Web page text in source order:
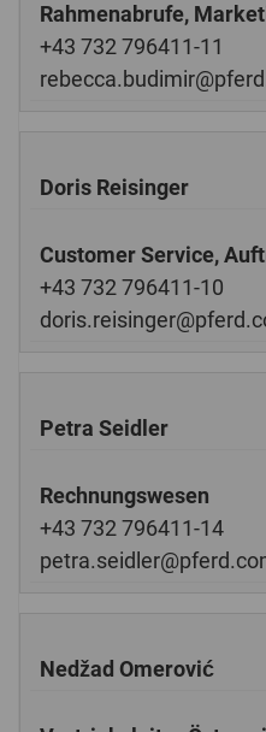
Rahmenabrufe,
+43 732 796411-11
Doris Reisinger
Customer Service,
+43 732 796411-10
Petra Seidler
Rechnungswesen
+43 732 796411-14
Nedžad Omerović